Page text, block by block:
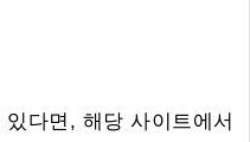
다면, 해당 사이트에서